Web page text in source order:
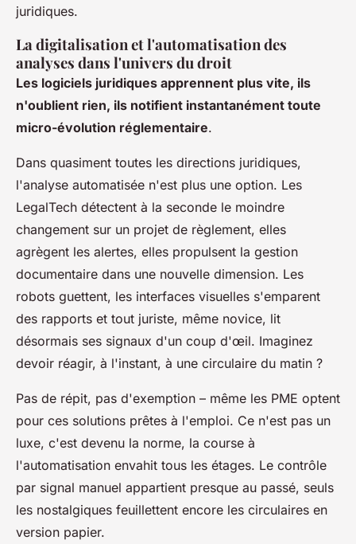
juridiques.
La digitalisation et l'automatisation des
analyses dans l'univers du droit
Les logiciels juridiques apprennent plus vite, ils
n'oublient rien, ils notifient instantanément toute
micro-évolution réglementaire.
Dans quasiment toutes les directions juridiques,
l'analyse automatisée n'est plus une option. Les
LegalTech détectent à la seconde le moindre
changement sur un projet de règlement, elles
agrègent les alertes, elles propulsent la gestion
documentaire dans une nouvelle dimension. Les
robots guettent, les interfaces visuelles s'emparent
des rapports et tout juriste, même novice, lit
désormais ses signaux d'un coup d'œil. Imaginez
devoir réagir, à l'instant, à une circulaire du matin ?
Pas de répit, pas d'exemption – même les PME optent
pour ces solutions prêtes à l'emploi. Ce n'est pas un
luxe, c'est devenu la norme, la course à
l'automatisation envahit tous les étages. Le contrôle
par signal manuel appartient presque au passé, seuls
les nostalgiques feuillettent encore les circulaires en
version papier.